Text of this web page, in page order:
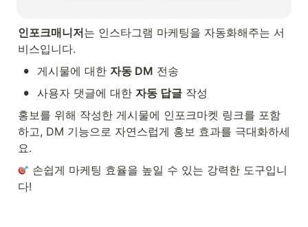
인포크매니저는 인스타그램 마케팅을 자동화해주는 서
비스입니다.
• 게시물에 대한 자동 DM 전송
• 사용자 댓글에 대한 자동 답글 작성
홍보를 위해 작성한 게시물에 인포크마켓 링크를 포함
하고, DM 기능으로 자연스럽게 홍보 효과를 극대화하세
요.
손쉽게 마케팅 효율을 높일 수 있는 강력한 도구입니
다!